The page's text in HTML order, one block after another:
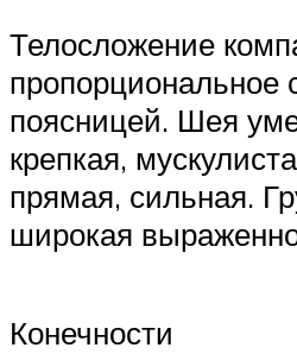
Телосложение
пропорциональное
поясницей. Шея
крепкая,
прямая, сильная.
широкая
Конечности